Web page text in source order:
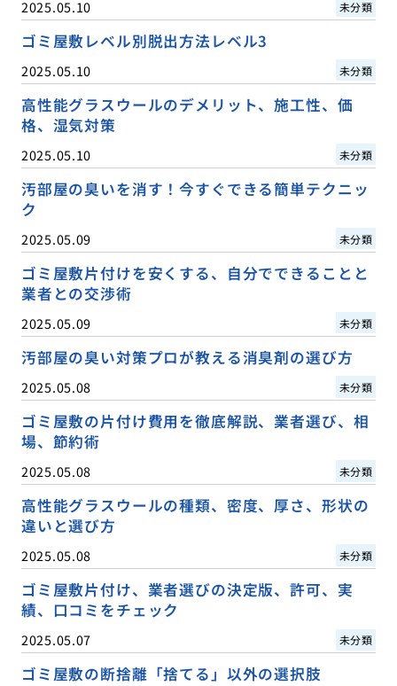
2025.05.10 未分類
ゴミ屋敷レベル別脱出方法レベル3
2025.05.10 未分類
高性能グラスウールのデメリット、施工性、価
格、湿気対策
2025.05.10 未分類
汚部屋の臭いを消す！今すぐできる簡単テクニッ
ク
2025.05.09 未分類
ゴミ屋敷片付けを安くする、自分でできることと
業者との交渉術
2025.05.09 未分類
汚部屋の臭い対策プロが教える消臭剤の選び方
2025.05.08 未分類
ゴミ屋敷の片付け費用を徹底解説、業者選び、相
場、節約術
2025.05.08 未分類
高性能グラスウールの種類、密度、厚さ、形状の
違いと選び方
2025.05.08 未分類
ゴミ屋敷片付け、業者選びの決定版、許可、実
績、口コミをチェック
2025.05.07 未分類
ゴミ屋敷の断捨離「捨てる」以外の選択肢